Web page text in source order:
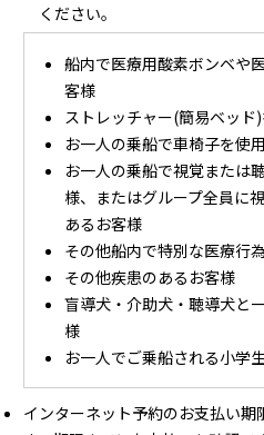
ください。
船内で医療用酸素ボンベや
客様
ストレッチャー(簡易ベッド
お一人の乗船で車椅子を使
お一人の乗船で視覚または
様、またはグループ全員に
あるお客様
その他船内で特別な医療行
その他疾患のあるお客様
盲導犬・介助犬・聴導犬と
様
お一人でご乗船される小学
インターネット予約のお支払い